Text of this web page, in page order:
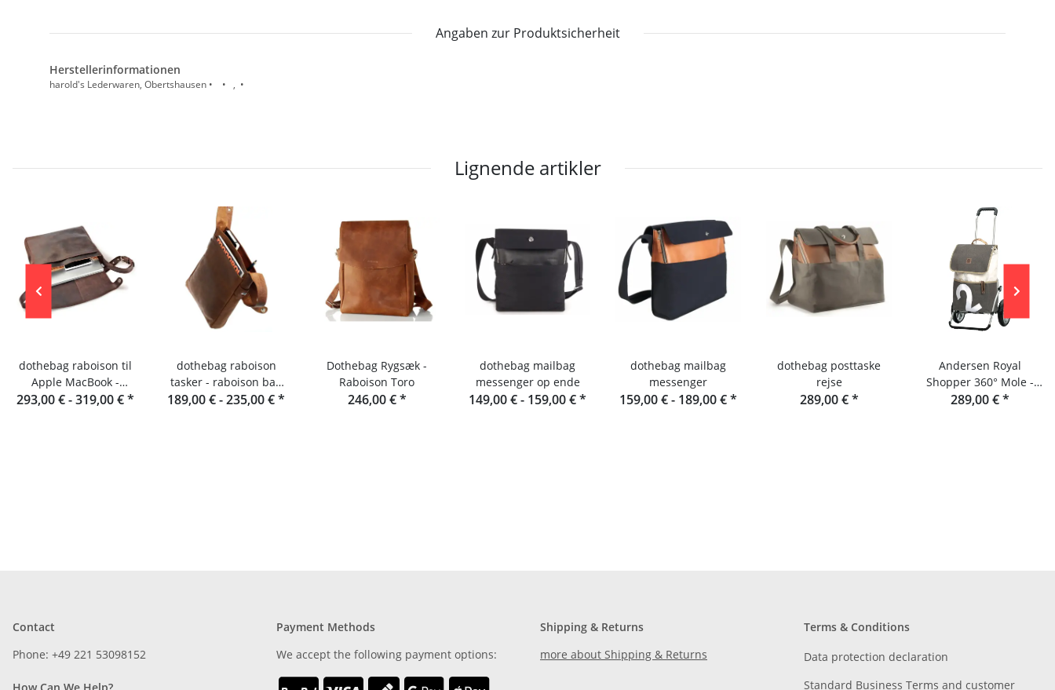
Angaben zur Produktsicherheit
Herstellerinformationen
harold's Lederwaren, Obertshausen • • , •
Lignende artikler
dothebag raboison til
Apple MacBook -
Notebooktaske Læder
293,00 € -319,00 €*
dothebag raboison
tasker - raboison bag
upend Stående format
189,00 € -235,00 €*
Dothebag Rygsæk -
Raboison Toro
246,00 €*
dothebag mailbag
messenger op ende
149,00 € - 159,00 €*
dothebag mailbag
messenger
159,00 € - 189,00 €*
dothebag posttaske
rejse
289,00 €*
Andersen Royal
Shopper 360° Mole -
Indkøbsvogn i sejldug
289,00 €*
Contact
Phone: +49 221 53098152
Payment Methods
We accept the following payment options:
Shipping & Returns
more about Shipping & Returns
Terms & Conditions
Data protection declaration
Standard Business Terms and customer